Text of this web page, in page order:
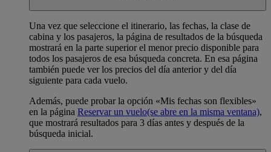
Una vez que seleccione el itinerario, las fechas, la clase de
cabina y los pasajeros, la página de resultados de la búsqueda
mostrará en la parte superior el menor precio disponible para
todos los pasajeros de esa búsqueda concreta. En esa página
también puede ver los precios del día anterior y del día
siguiente para cada vuelo.
Además, puede probar la opción «Mis fechas son flexibles»
en la página Reservar un vuelo(se abre en la misma ventana),
que mostrará resultados para 3 días antes y después de la
búsqueda inicial.